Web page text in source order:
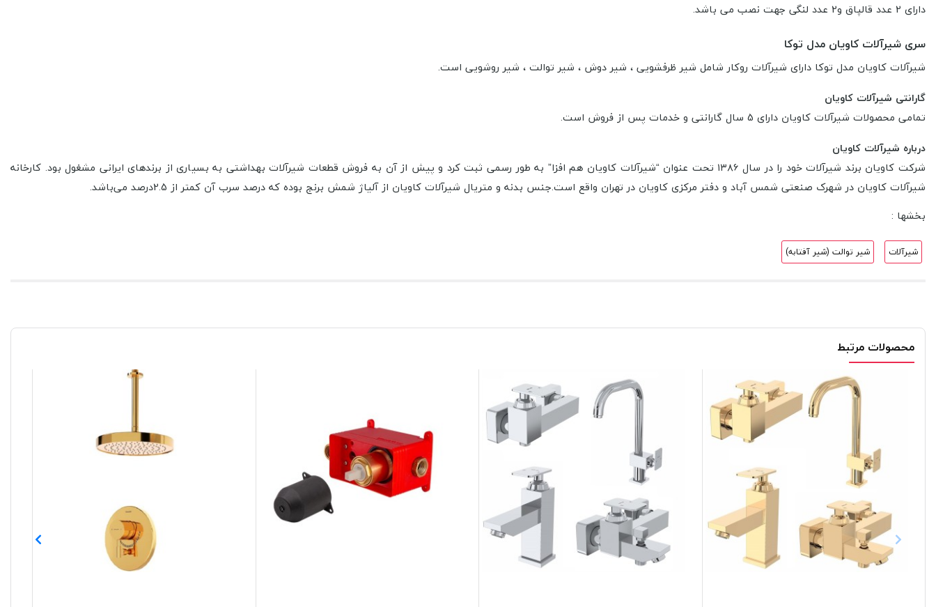
دارای 2 عدد قالپاق و2 عدد لنگی جهت نصب می باشد.
سری شیرآلات کاویان مدل توکا
شیرآلات کاویان مدل توکا دارای شیرآلات روکار شامل شیر ظرفشویی ، شیر دوش ، شیر توالت ، شیر روشویی است.
گارانتی شیرآلات کاویان
تمامی محصولات شیرآلات کاویان دارای 5 سال گارانتی و خدمات پس از فروش است.
درباره شیرآلات کاویان
شرکت کاویان برند شیرآلات خود را در سال ۱۳۸۶ تحت عنوان “شیرآلات کاویان هم افزا” به طور رسمی ثبت کرد و پیش از آن به فروش قطعات شیرآلات بهداشتی به بسیاری از برندهای ایرانی مشغول بود. کارخانه
شیرآلات کاویان در شهرک صنعتی شمس آباد و دفتر مرکزی کاویان در تهران واقع است.جنس بدنه و متریال شیرآلات کاویان از آلیاژ شمش برنج بوده که درصد سرب آن کمتر از 2.5درصد می‌باشد.
بخشها :
شیرآلات شیر توالت (شیر آفتابه)
محصولات مرتبط